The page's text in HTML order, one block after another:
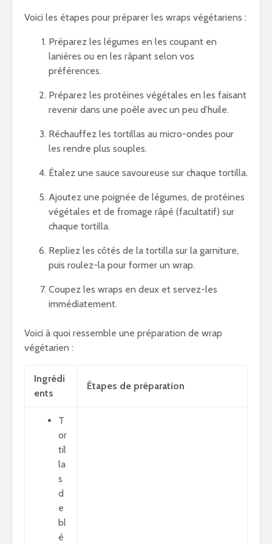
Voici les étapes pour préparer les wraps végétariens :
Préparez les légumes en les coupant en
lanières ou en les râpant selon vos
préférences.
Préparez les protéines végétales en les faisant
revenir dans une poêle avec un peu d’huile.
Réchauffez les tortillas au micro-ondes pour
les rendre plus souples.
Étalez une sauce savoureuse sur chaque tortilla.
Ajoutez une poignée de légumes, de protéines
végétales et de fromage râpé (facultatif) sur
chaque tortilla.
Repliez les côtés de la tortilla sur la garniture,
puis roulez-la pour former un wrap.
Coupez les wraps en deux et servez-les
immédiatement.
Voici à quoi ressemble une préparation de wrap
végétarien :
Ingrédi
ents
Étapes de préparation
T
or
til
la
s
d
e
bl
é